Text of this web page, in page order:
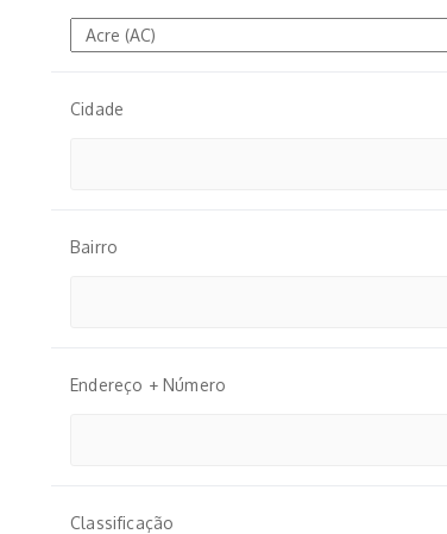
Cidade
Bairro
Endereço + Número
Classificação